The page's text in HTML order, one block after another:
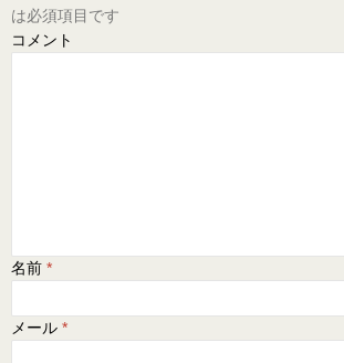
は必須項目です
コメント
名前 *
メール *